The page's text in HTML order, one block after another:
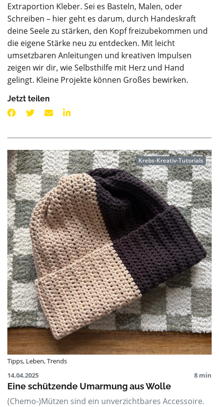
Extraportion Kleber. Sei es Basteln, Malen, oder
Schreiben – hier geht es darum, durch Handeskraft
deine Seele zu stärken, den Kopf freizubekommen und
die eigene Stärke neu zu entdecken. Mit leicht
umsetzbaren Anleitungen und kreativen Impulsen
zeigen wir dir, wie Selbsthilfe mit Herz und Hand
gelingt. Kleine Projekte können Großes bewirken.
Jetzt teilen
Krebs-Kreativ-Tutorials
Tipps, Leben,Trends
14.04.2025
8 min
Eine schützende Umarmung aus Wolle
(Chemo-)Mützen sind ein unverzichtbares Accessoire.